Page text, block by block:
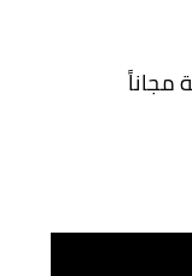
مجاناً